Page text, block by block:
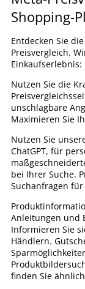
Shopping-
Entdecken Sie
Preisvergleich.
Einkaufserlebnis:
Nutzen Sie die
unschlagbare
Maximieren Sie
Nutzen Sie
ChatGPT, für
bei Ihrer Suche.
Suchanfragen
Anleitungen und
Informieren Sie
Händlern.
finden Sie